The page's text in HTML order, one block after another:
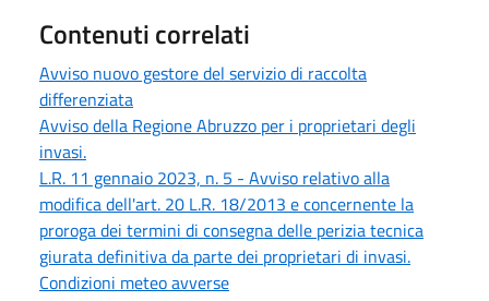
Contenuti correlati
Avviso nuovo gestore del servizio di raccolta
differenziata
Avviso della Regione Abruzzo per i proprietari degli
invasi.
L.R. 11 gennaio 2023, n. 5 - Avviso relativo alla
modifica dell'art. 20 L.R. 18/2013 e concernente la
proroga dei termini di consegna delle perizia tecnica
giurata definitiva da parte dei proprietari di invasi.
Condizioni meteo avverse